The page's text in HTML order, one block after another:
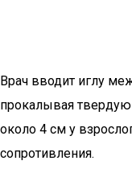
Врач вводит иглу
прокалывая
около 4 см у
сопротивления.